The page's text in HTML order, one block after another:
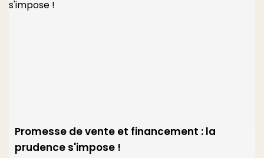
Promesse de vente et financement : la
prudence s'impose !